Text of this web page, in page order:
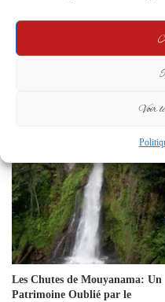
Voir
Première édition de la Caravane
Touristique au Gabon :
Gabon en tête, un bilan positif et
Les Chutes de Mouyanama: Un
Patrimoine Oublié par le